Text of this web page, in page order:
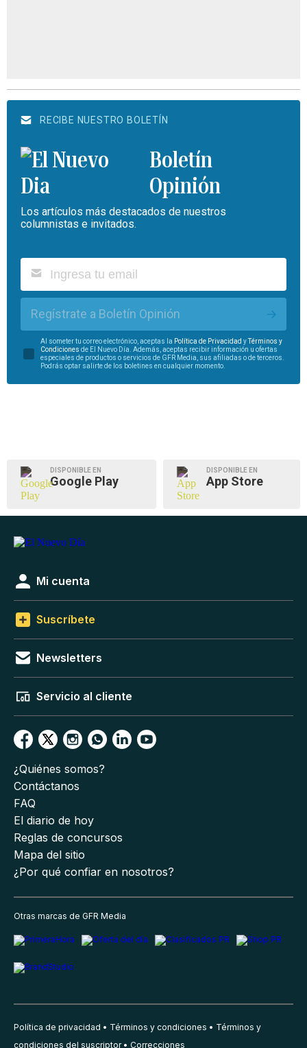
RECIBE NUESTRO BOLETÍN
Boletín
Opinión
Los artículos más destacados de nuestros
columnistas e invitados.
Regístrate a Boletín Opinión
Al someter tu correo electrónico, aceptas la Política de Privacidad yTérminos y
Condiciones de El Nuevo Día. Además, aceptas recibir información u ofertas
especiales de productos o servicios de GFR Media, sus afiliadas o de terceros.
Podrás optar salirte de los boletines en cualquier momento.
DISPONIBLE EN
Google Play
DISPONIBLE EN
App Store
Mi cuenta
Suscríbete
Newsletters
Servicio al cliente
¿Quiénes somos?
Contáctanos
FAQ
El diario de hoy
Reglas de concursos
Mapa del sitio
¿Por qué confiar en nosotros?
Otras marcas de GFR Media
Política de privacidad Términos y condiciones
Términos y
condiciones del suscriptor
Correcciones